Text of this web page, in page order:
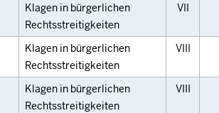
Klagen in bürgerlichen
Rechtsstreitigkeiten
VII
Klagen in bürgerlichen
Rechtsstreitigkeiten
VIII
Klagen in bürgerlichen
Rechtsstreitigkeiten
VIII